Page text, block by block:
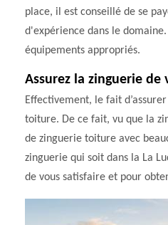
place, il est conseillé de se
d'expérience dans le
équipements appropriés.
Assurez la zinguerie
Effectivement, le fait
toiture. De ce fait, vu que la
de zinguerie toiture avec
zinguerie qui soit dans la La
de vous satisfaire et pour